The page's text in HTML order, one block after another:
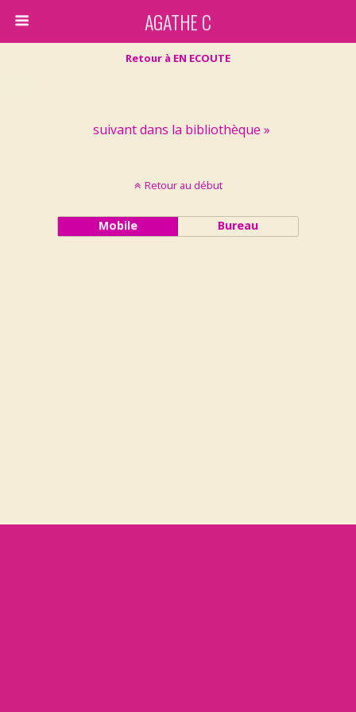
AGATHE C
Retour à EN ECOUTE
suivant dans la bibliothèque »
Retour au début
Mobile Bureau